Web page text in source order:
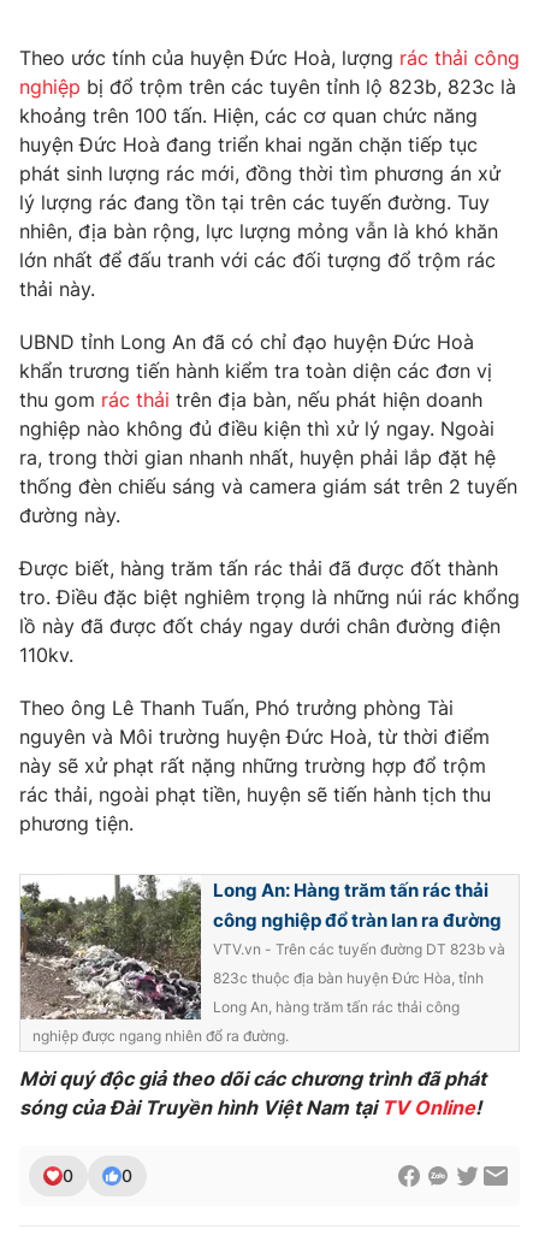
Câu chuyện quốc tế
Thị trường
Góc doanh nghiệp
Dữ liệu và đời sống
Truyền hình
Phim VTV
Hậu trường
Nhân vật
Giải sao mai
Giải trí
Điện ảnh
Âm nhạc
Sao
Đời sống
Làm đẹp
Chất lượng cuộc sống
Giáo dục
Tuyển sinh
Học trực tuyến
Công nghệ
Hitech Công nghệ tương lai
Sản phẩm
Tư vấn
Giao lưu trực tuyến
Chuyên mục khác
Photo Infographic
Video
VTV Money VTV Thể thao
VTV Sức khoẻ Bất động sản
Thị trường 24h Tấm lòng Việt
VTV4 Vươn mình bằng AI
VTV9
Theo ước tính của huyện Đức Hoà, lượng rác thải công
nghiệp bị đổ trộm trên các tuyên tỉnh lộ 823b, 823c là
khoảng trên 100 tấn. Hiện, các cơ quan chức năng
huyện Đức Hoà đang triển khai ngăn chặn tiếp tục
phát sinh lượng rác mới, đồng thời tìm phương án xử
lý lượng rác đang tồn tại trên các tuyến đường. Tuy
nhiên, địa bàn rộng, lực lượng mỏng vẫn là khó khăn
lớn nhất để đấu tranh với các đối tượng đổ trộm rác
thải này.
UBND tỉnh Long An đã có chỉ đạo huyện Đức Hoà
khẩn trương tiến hành kiểm tra toàn diện các đơn vị
thu gom rác thải trên địa bàn, nếu phát hiện doanh
nghiệp nào không đủ điều kiện thì xử lý ngay. Ngoài
ra, trong thời gian nhanh nhất, huyện phải lắp đặt hệ
thống đèn chiếu sáng và camera giám sát trên 2 tuyến
đường này.
Được biết, hàng trăm tấn rác thải đã được đốt thành
tro. Điều đặc biệt nghiêm trọng là những núi rác khổng
lồ này đã được đốt cháy ngay dưới chân đường điện
110kv.
Theo ông Lê Thanh Tuấn, Phó trưởng phòng Tài
nguyên và Môi trường huyện Đức Hoà, từ thời điểm
này sẽ xử phạt rất nặng những trường hợp đổ trộm
rác thải, ngoài phạt tiền, huyện sẽ tiến hành tịch thu
phương tiện.
Long An: Hàng trăm tấn rác thải
công nghiệp đổ tràn lan ra đường
VTV.vn - Trên các tuyến đường DT 823b và
823c thuộc địa bàn huyện Đức Hòa, tỉnh
Long An, hàng trăm tấn rác thải công
nghiệp được ngang nhiên đổ ra đường.
Mời quý độc giả theo dõi các chương trình đã phát
sóng của Đài Truyền hình Việt Nam tại TV Online!
0 0